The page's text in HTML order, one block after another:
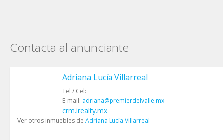
Contacta al anunciante
Adriana Lucía Villarreal
Tel / Cel:
E-mail: adriana@premierdelvalle.mx
crm.irealty.mx
Ver otros inmuebles de Adriana Lucía Villarreal